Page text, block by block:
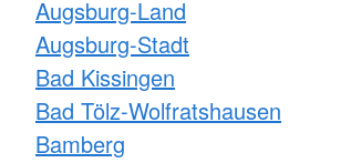
Augsburg-Land
Augsburg-Stadt
Bad Kissingen
Bad Tölz-Wolfratshausen
Bamberg